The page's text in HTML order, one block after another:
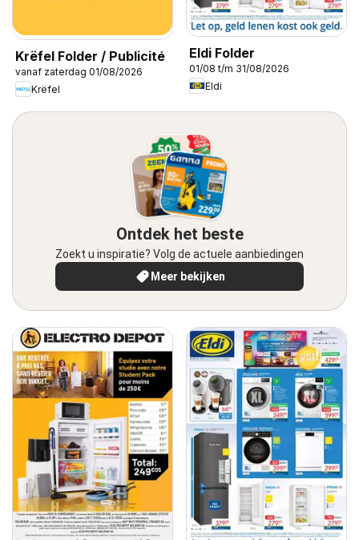
Krëfel Folder / Publicité
vanaf zaterdag 01/08/2026
Krëfel
Eldi Folder
01/08 t/m 31/08/2026
Eldi
Ontdek het beste
Zoekt u inspiratie? Volg de actuele aanbiedingen
Meer bekijken